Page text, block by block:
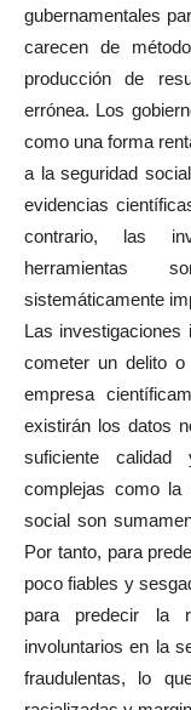
gubernamentales
carecen de
producción de
errónea. Los
como una forma
a la seguridad
evidencias
contrario, las
herramientas
sistemáticamente
Las
cometer un delito
empresa
existirán los datos
suficiente calidad
complejas como la
social son
Por tanto, para
poco fiables y
para predecir la
involuntarios en la
fraudulentas, lo